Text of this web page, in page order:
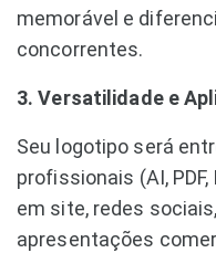
memorável e
concorrentes.
3. Versatilidade e
Seu logotipo será
profissionais (AI,
em site, redes
apresentações